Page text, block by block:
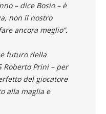
– dice Bosio – è
non il nostro
ancora meglio”.
e futuro della
Roberto Prini – per
del giocatore
alla maglia e